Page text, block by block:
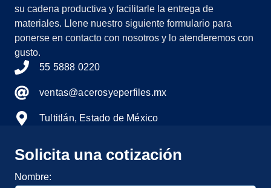
su cadena productiva y facilitarle la entrega de
materiales. Llene nuestro siguiente formulario para
ponerse en contacto con nosotros y lo atenderemos con
gusto.
55 5888 0220
ventas@acerosyeperfiles.mx
Tultitlán, Estado de México
Solicita una cotización
Nombre: